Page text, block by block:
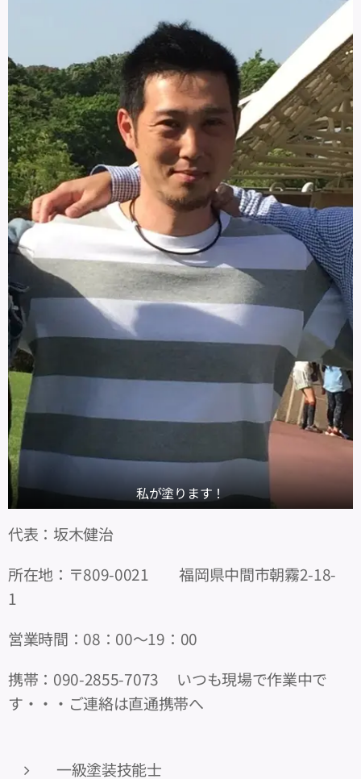
私が塗ります！
代表：坂木健治
所在地：〒809-0021 福岡県中間市朝霧2-18-
1
営業時間：08：00～19：00
携帯：090-2855-7073 いつも現場で作業中で
す・・・ご連絡は直通携帯へ
一級塗装技能士